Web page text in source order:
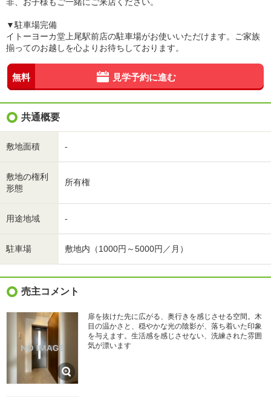
▼駐車場完備
イトーヨーカ堂上尾駅前店の駐車場がお使いいただけます。ご家族
揃ってのお越しを心よりお待ちしております。
無料 見学予約に進む
共通概要
敷地面積 -
敷地の権利
形態
所有権
用途地域 -
駐車場 敷地内（1000円～5000円／月）
売主コメント
扉を抜けた先に広がる、奥行きを感じさせる空間。木
目の温かさと、穏やかな光の陰影が、落ち着いた印象
を与えます。生活感を感じさせない、洗練された雰囲
気が漂います